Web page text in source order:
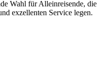
Wahl für Alleinreisende, die
exzellenten Service legen.